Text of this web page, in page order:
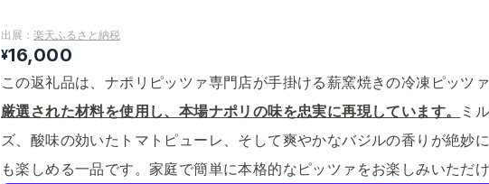
出展： 楽天ふるさと納税
¥16,000
この返礼品は、ナポリピッツァ専門店が手掛ける薪窯焼きの冷凍ピッツァ
厳選された材料を使用し、本場ナポリの味を忠実に再現しています。
ミ
ズ、酸味の効いたトマトピューレ、そして爽やかなバジルの香りが絶妙
も楽しめる一品です。 家庭で簡単に本格的なピッツァをお楽しみいただけ